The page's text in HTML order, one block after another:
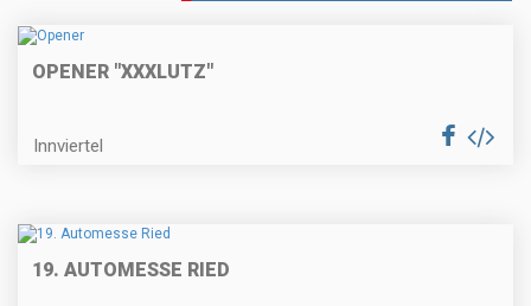
OPENER "XXXLUTZ"
Innviertel
19. AUTOMESSE RIED